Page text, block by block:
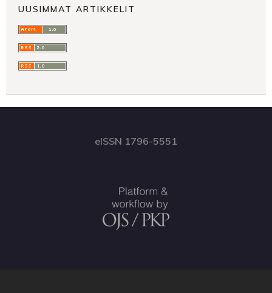
UUSIMMAT ARTIKKELIT
eISSN 1796-5551